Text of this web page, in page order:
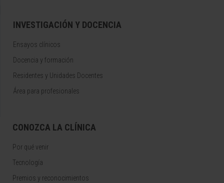
INVESTIGACIÓN Y DOCENCIA
Ensayos clínicos
Docencia y formación
Residentes y Unidades Docentes
Área para profesionales
CONOZCA LA CLÍNICA
Por qué venir
Tecnología
Premios y reconocimientos